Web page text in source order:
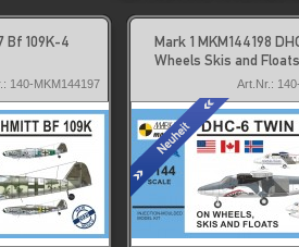
Bf 109K-4
140-MKM144197
Mark 1 MKM144198
Wheels Skis and Floats
Art.Nr.: